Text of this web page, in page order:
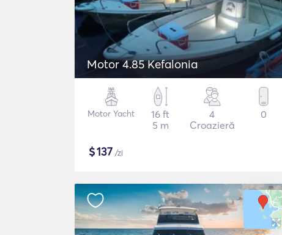
Motor 4.85 Kefalonia
Motor Yacht
16 ft
5 m
4
Croazieră
0
$137 /zi